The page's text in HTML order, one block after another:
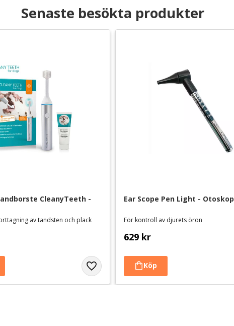
Senaste besökta produkter
CleanyTeeth -
av tandsten och plack
Ear Scope Pen Light - Otoskop
För kontroll av djurets öron
629 kr